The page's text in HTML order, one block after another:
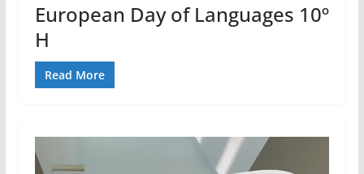
European Day of Languages 10º
H
Read More